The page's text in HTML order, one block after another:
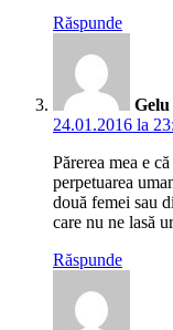
Răspunde
24.01.2016 la
Părerea mea e
perpetuarea
două femei sau
care nu ne lasă
Răspunde